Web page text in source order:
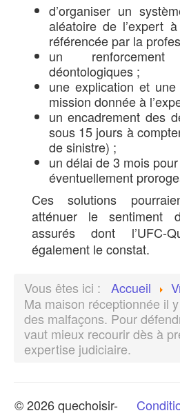
d’organiser un
aléatoire de l’expert
référencée par la
un
déontologiques ;
une explication et
mission donnée à
un encadrement des
sous 15 jours à
de sinistre) ;
un délai de 3 mois
éventuellement
Ces solutions
atténuer le sentiment
assurés dont l’UFC-
également le constat.
Vous êtes ici : Accueil
Ma maison réceptionnée il
des malfaçons. Pour
vaut mieux recourir dès à
expertise judiciaire.
© 2026 quechoisir-